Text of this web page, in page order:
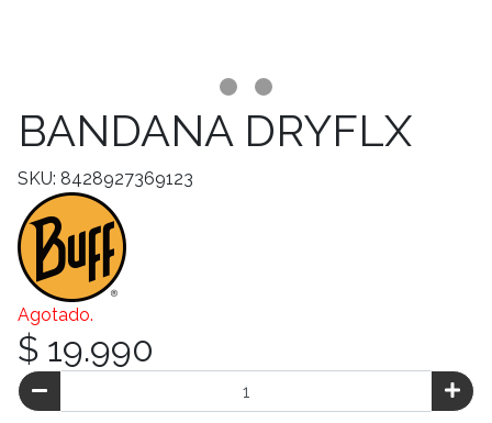
BANDANA DRYFLX
SKU: 8428927369123
Agotado.
$ 19.990